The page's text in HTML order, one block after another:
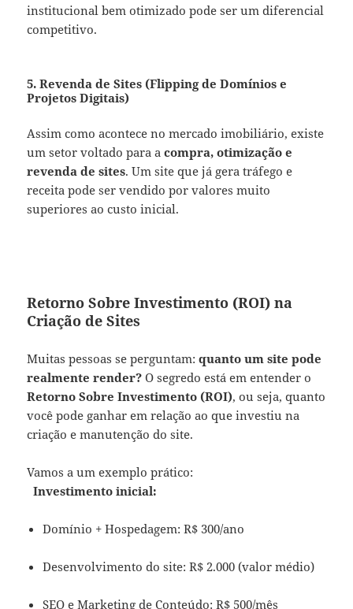
institucional bem otimizado pode ser um diferencial
competitivo.
5. Revenda de Sites (Flipping de Domínios e
Projetos Digitais)
Assim como acontece no mercado imobiliário, existe
um setor voltado para acompra, otimização e
revenda de sites. Um site que já gera tráfego e
receita pode ser vendido por valores muito
superiores ao custo inicial.
Retorno Sobre Investimento (ROI) na
Criação de Sites
Muitas pessoas se perguntam:quanto um site pode
realmente render? O segredo está em entender o
Retorno Sobre Investimento (ROI), ou seja, quanto
você pode ganhar em relação ao que investiu na
criação e manutenção do site.
Vamos a um exemplo prático:
Investimento inicial:
Domínio + Hospedagem: R$ 300/ano
Desenvolvimento do site: R$ 2.000 (valor médio)
SEO e Marketing de Conteúdo: R$ 500/mês